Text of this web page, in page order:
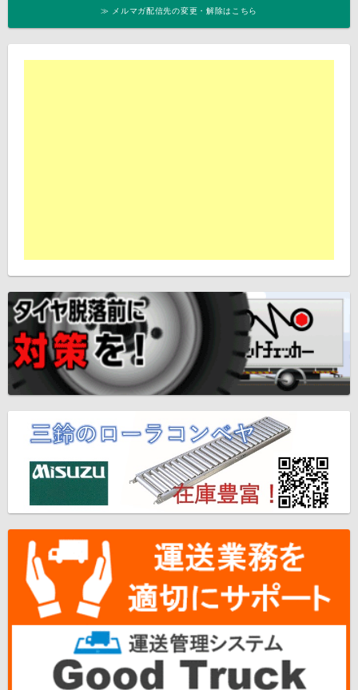
≫ メルマガ配信先の変更・解除はこちら